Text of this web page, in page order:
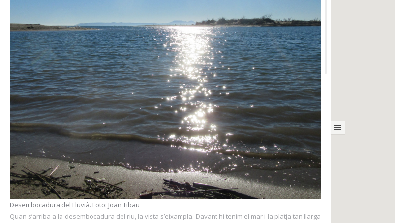
Desembocadura del Fluvià. Foto: Joan Tibau
Quan s’arriba a la desembocadura del riu, la vista s’eixampla. Davant hi tenim el mar i la platja tan llarga